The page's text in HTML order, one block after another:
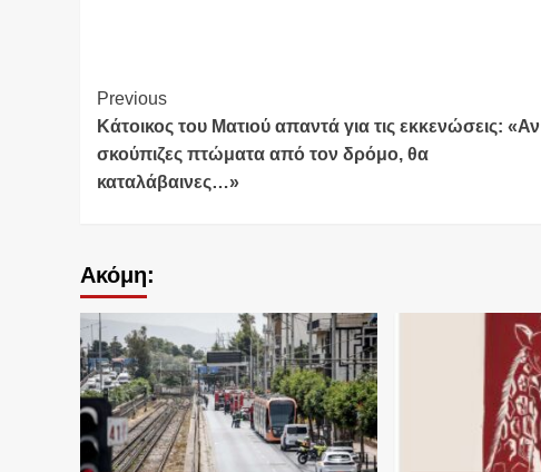
Continue
Reading
Previous
Κάτοικος του Ματιού απαντά για τις εκκενώσεις: «Αν
σκούπιζες πτώματα από τον δρόμο, θα
καταλάβαινες…»
Ακόμη: